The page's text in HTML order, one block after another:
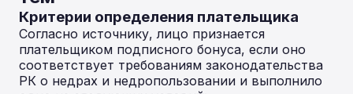
Критерии определения плательщика
Согласно источнику, лицо признается
плательщиком подписного бонуса, если оно
соответствует требованиям законодательства
РК о недрах и недропользовании и выполнило